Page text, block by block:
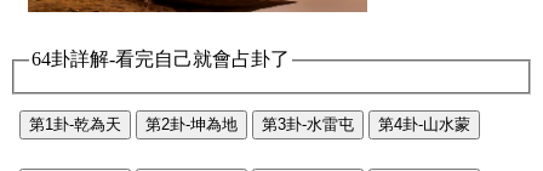
64卦詳解-看完自己就會占卦了
第1卦-乾為天 第2卦-坤為地 第3卦-水雷屯 第4卦-山水蒙